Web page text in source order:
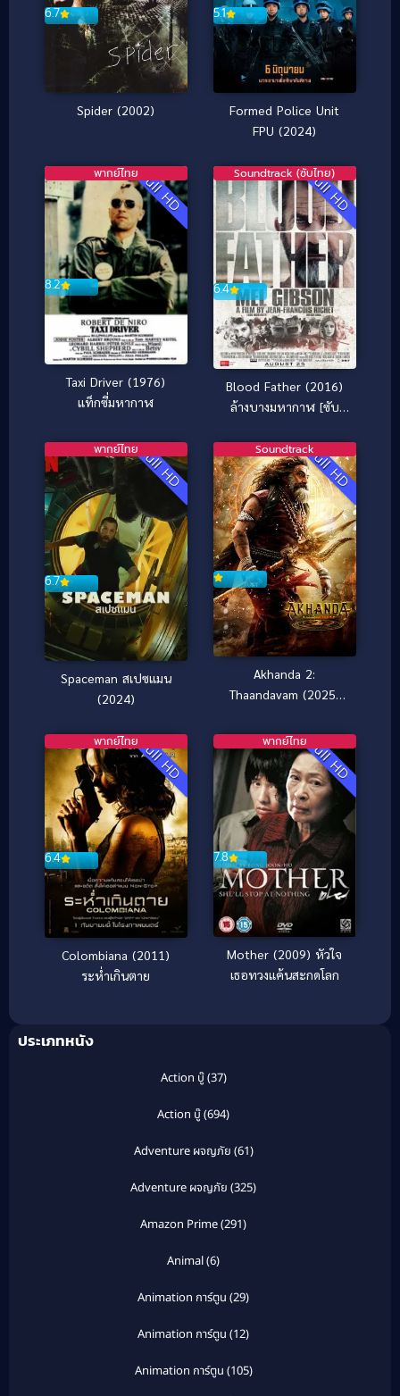
6.7
Spider (2002)
5.1
Formed Police Unit
FPU (2024)
Full HD
8.2
พากย์ไทย
Taxi Driver (1976)
แท็กซี่มหากาฬ
Full HD
6.4
Soundtrack (ซับไทย)
Blood Father (2016)
ล้างบางมหากาฬ [ซับ
Full HD
6.7
พากย์ไทย
Spaceman สเปซแมน
(2024)
Full HD
Soundtrack
Akhanda 2:
Thaandavam (2025)
2
Full HD
6.4
พากย์ไทย
Colombiana (2011)
ระห่ำเกินตาย
Full HD
7.8
พากย์ไทย
Mother (2009) หัวใจ
เธอทวงแค้นสะกดโลก
ประเภทหนัง
Action บู๊(37)
Action บู๊(694)
Adventure ผจญภัย (61)
Adventure ผจญภัย (325)
Amazon Prime(291)
Animal(6)
Animation การ์ตูน (29)
Animation การ์ตูน (12)
Animation การ์ตูน (105)